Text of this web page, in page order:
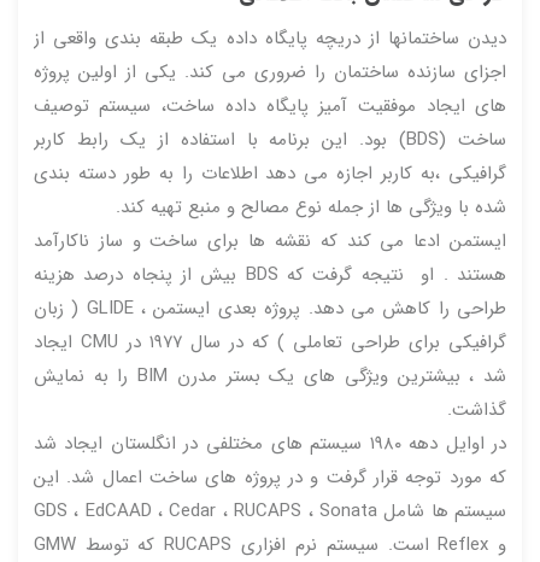
دیدن ساختمانها از دریچه پایگاه داده یک طبقه بندی واقعی از
اجزای سازنده ساختمان را ضروری می کند. یکی از اولین پروژه
های ایجاد موفقیت آمیز پایگاه داده ساخت، سیستم توصیف
ساخت (BDS) بود. این برنامه با استفاده از یک رابط کاربر
گرافیکی ،به کاربر اجازه می دهد اطلاعات را به طور دسته بندی
شده با ویژگی ها از جمله نوع مصالح و منبع تهیه کند.
ایستمن ادعا می کند که نقشه ها برای ساخت و ساز ناکارآمد
هستند . او نتیجه گرفت که BDS بیش از پنجاه درصد هزینه
طراحی را کاهش می دهد. پروژه بعدی ایستمن ، GLIDE ( زبان
گرافیکی برای طراحی تعاملی ) که در سال ۱۹۷۷ در CMU ایجاد
شد ، بیشترین ویژگی های یک بستر مدرن BIM را به نمایش
گذاشت.
در اوایل دهه ۱۹۸۰ سیستم های مختلفی در انگلستان ایجاد شد
که مورد توجه قرار گرفت و در پروژه های ساخت اعمال شد. این
سیستم ها شامل GDS ، EdCAAD ، Cedar ، RUCAPS ، Sonata
و Reflex است. سیستم نرم افزاری RUCAPS که توسط GMW